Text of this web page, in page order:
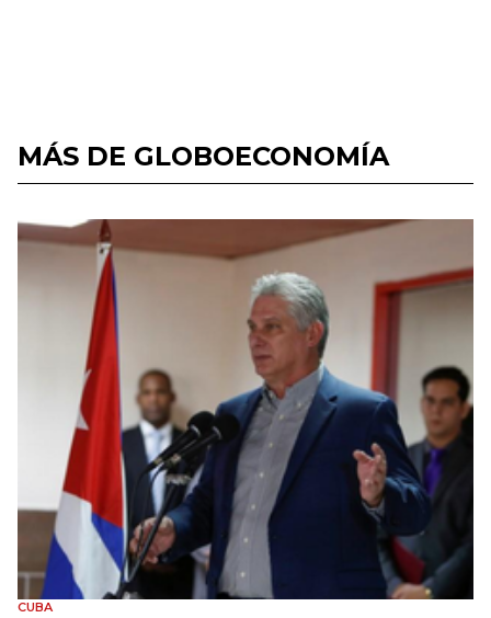
MÁS DE GLOBOECONOMÍA
CUBA